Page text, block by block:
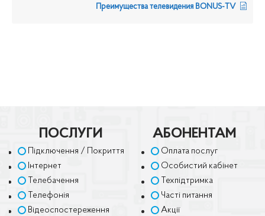
Преимущества телевидения BONUS-TV
ПОСЛУГИ
Підключення / Покриття
Інтернет
Телебачення
Телефонія
Відеоспостереження
АБОНЕНТАМ
Оплата послуг
Особистий кабінет
Техпідтримка
Часті питання
Акції